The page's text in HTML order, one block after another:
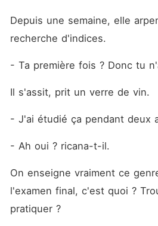
Depuis une semaine, elle
recherche d'indices.
- Ta première fois ? Donc tu
Il s'assit, prit un verre de vin.
- J'ai étudié ça pendant deux
- Ah oui ? ricana-t-il.
On enseigne vraiment ce
l'examen final, c'est quoi ?
pratiquer ?